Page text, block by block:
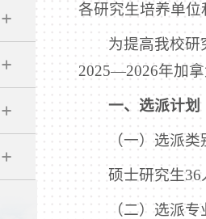
各研究生培养单位
为提高我校研
2025—2026年加
一、选派计划
（一）选派
硕士研究生36
（二）选派专